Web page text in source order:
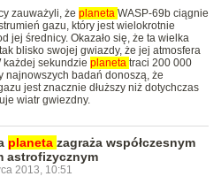
zauważyli, że planeta WASP-69b ciągnie
gazu, który jest wielokrotnie
jej średnicy. Okazało się, że ta wielka
blisko swojej gwiazdy, że jej atmosfera
każdej sekundzie planeta traci 200 000
najnowszych badań donoszą, że
jest znacznie dłuższy niż dotychczas
wiatr gwiezdny.
planeta zagraża współczesnym
astrofizycznym
2013, 10:51